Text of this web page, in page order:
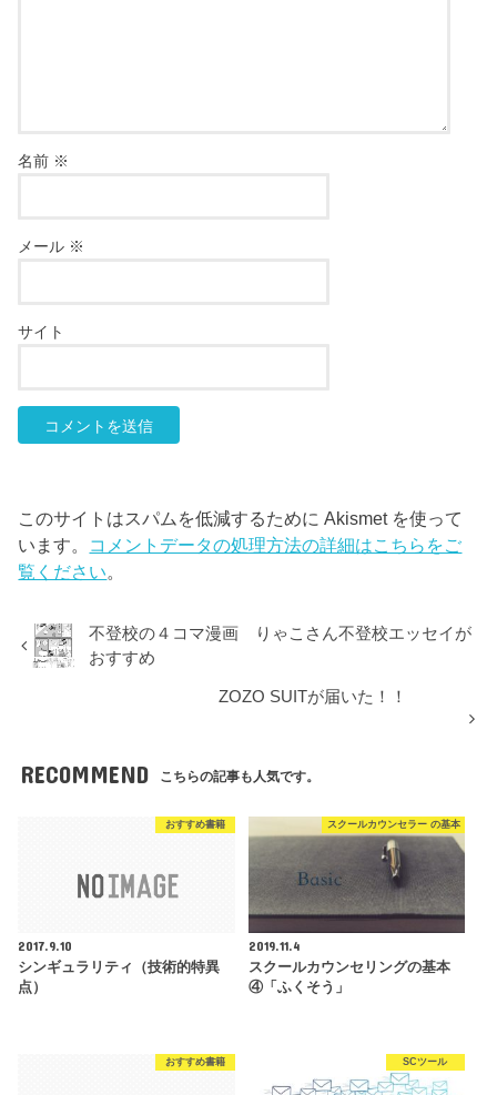
名前 ※
メール ※
サイト
このサイトはスパムを低減するために Akismet を使って
います。 コメントデータの処理方法の詳細はこちらをご
覧ください。
不登校の４コマ漫画 りゃこさん不登校エッセイが
おすすめ
ZOZO SUITが届いた！！
RECOMMEND こちらの記事も人気です。
おすすめ書籍
2017.9.10
シンギュラリティ（技術的特異
点）
スクールカウンセラー の基本
2019.11.4
スクールカウンセリングの基本
④「ふくそう」
おすすめ書籍 SCツール